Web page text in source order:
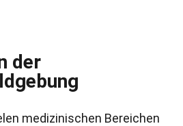
der
medizinischen Bereichen